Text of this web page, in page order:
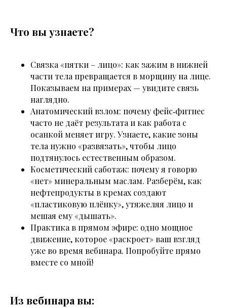
Что вы узнаете?
Связка «пятки – лицо»: как зажим в нижней
части тела превращается в морщину на лице.
Показываем на примерах — увидите связь
наглядно.
Анатомический взлом: почему фейс‑фитнес
часто не даёт результата и как работа с
осанкой меняет игру. Узнаете, какие зоны
тела нужно «развязать», чтобы лицо
подтянулось естественным образом.
Косметический саботаж: почему я говорю
«нет» минеральным маслам. Разберём, как
нефтепродукты в кремах создают
«пластиковую плёнку», утяжеляя лицо и
мешая ему «дышать».
Практика в прямом эфире: одно мощное
движение, которое «раскроет» ваш взгляд
уже во время вебинара. Попробуйте прямо
вместе со мной!
Из вебинара вы: